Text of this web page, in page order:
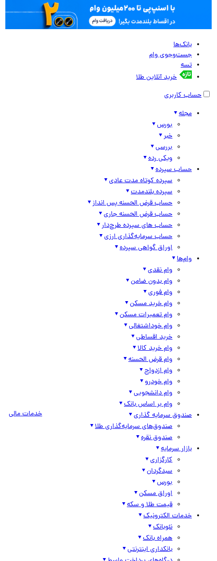
بانک‌ها
جست‌وجوی وام
تسه
خرید آنلاین طلا
حساب کاربری
مجله
بورس
خبر
بررسی
ویکی رده
حساب سپرده
سپرده کوتاه مدت عادی
سپرده بلندمدت
حساب قرض الحسنه پس انداز
حساب قرض الحسنه جاری
حساب های سپرده طرح‌دار
حساب سرمایه‌گذاری ارزی
اوراق گواهی سپرده
وام‌ها
وام نقدی
وام بدون ضامن
وام فوری
وام خرید مسکن
وام تعمیرات مسکن
وام خوداشتغالی
خرید اقساطی
وام خرید کالا
وام قرض الحسنه
وام ازدواج
وام خودرو
وام دانشجویی
وام بر اساس بانک
صندوق سرمایه گذاری
صندوق‌های سرمایه‌گذاری طلا
صندوق نقره
بازار سرمایه
کارگزاری
سبدگردان
بورس
اوراق مسکن
قیمت طلا و سکه
خدمات الکترونیک
نئوبانک
همراه بانک
بانکداری اینترنتی
خدمات مالی